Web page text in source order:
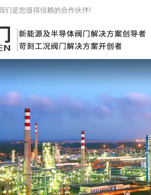
们是您值得信赖的合作伙伴!